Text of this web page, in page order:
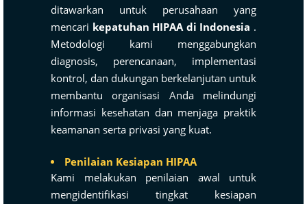
ditawarkan untuk perusahaan yang
mencari kepatuhan HIPAA di Indonesia .
Metodologi kami menggabungkan
diagnosis, perencanaan, implementasi
kontrol, dan dukungan berkelanjutan untuk
membantu organisasi Anda melindungi
informasi kesehatan dan menjaga praktik
keamanan serta privasi yang kuat.
Penilaian Kesiapan HIPAA
Kami melakukan penilaian awal untuk
mengidentifikasi tingkat kesiapan